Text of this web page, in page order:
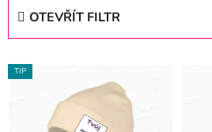
p
OTEVŘÍT FILTR
V
ý
TIP